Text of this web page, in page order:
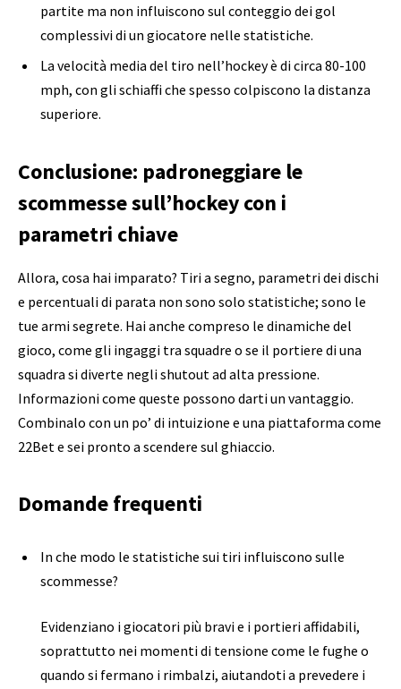
partite ma non influiscono sul conteggio dei gol
complessivi di un giocatore nelle statistiche.
La velocità media del tiro nell’hockey è di circa 80-100
mph, con gli schiaffi che spesso colpiscono la distanza
superiore.
Conclusione: padroneggiare le
scommesse sull’hockey con i
parametri chiave
Allora, cosa hai imparato? Tiri a segno, parametri dei dischi
e percentuali di parata non sono solo statistiche; sono le
tue armi segrete. Hai anche compreso le dinamiche del
gioco, come gli ingaggi tra squadre o se il portiere di una
squadra si diverte negli shutout ad alta pressione.
Informazioni come queste possono darti un vantaggio.
Combinalo con un po’ di intuizione e una piattaforma come
22Bet e sei pronto a scendere sul ghiaccio.
Domande frequenti
In che modo le statistiche sui tiri influiscono sulle
scommesse?
Evidenziano i giocatori più bravi e i portieri affidabili,
soprattutto nei momenti di tensione come le fughe o
quando si fermano i rimbalzi, aiutandoti a prevedere i